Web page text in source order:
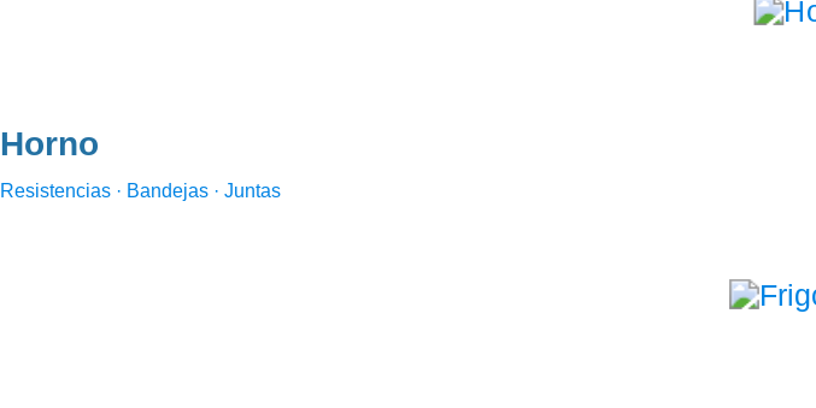
Horno
Resistencias · Bandejas · Juntas